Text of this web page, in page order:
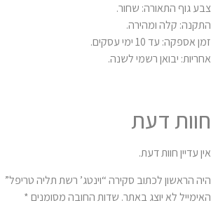
גוף התאורה: שחור.
קלה ומהירה.
עד 10 ימי עסקים.
יבואן רשמי לשנה.
דעת
עדיין חוות דעת.
הראשון לכתוב סקירה “וינטג’ רשת תליה טריפל”
לא יוצג באתר.שדות החובה מסומנים*